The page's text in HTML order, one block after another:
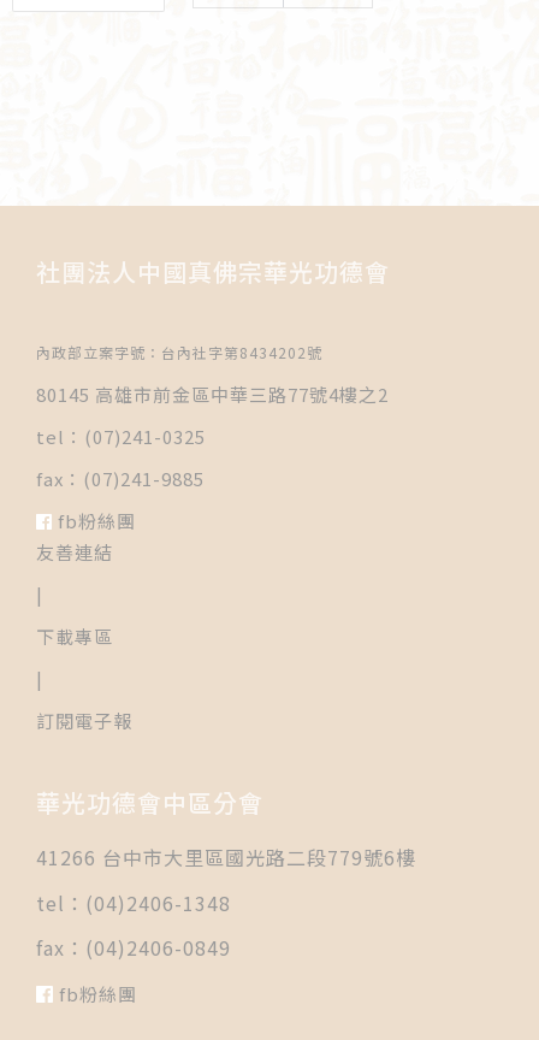
社團法人中國真佛宗華光功德會
內政部立案字號：台內社字第8434202號
80145 高雄市前金區中華三路77號4樓之2
tel：(07)241-0325
fax：(07)241-9885
fb粉絲團
友善連結
|
下載專區
|
訂閱電子報
華光功德會中區分會
41266 台中市大里區國光路二段779號6樓
tel：(04)2406-1348
fax：(04)2406-0849
fb粉絲團